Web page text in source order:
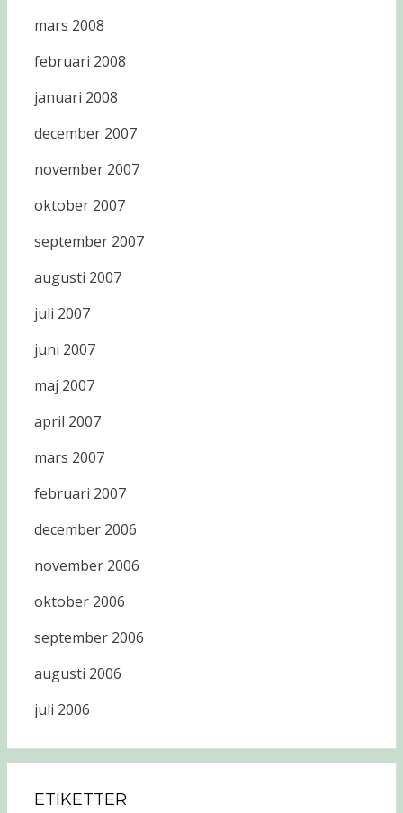
mars 2008
februari 2008
januari 2008
december 2007
november 2007
oktober 2007
september 2007
augusti 2007
juli 2007
juni 2007
maj 2007
april 2007
mars 2007
februari 2007
december 2006
november 2006
oktober 2006
september 2006
augusti 2006
juli 2006
ETIKETTER